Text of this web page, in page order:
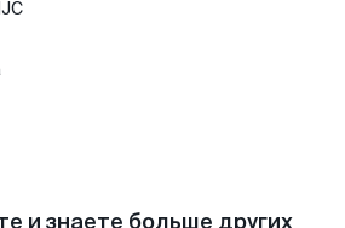
и знаете больше других